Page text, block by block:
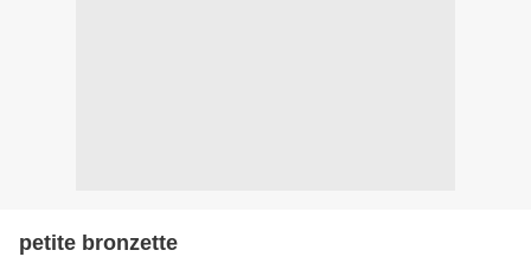
petite bronzette